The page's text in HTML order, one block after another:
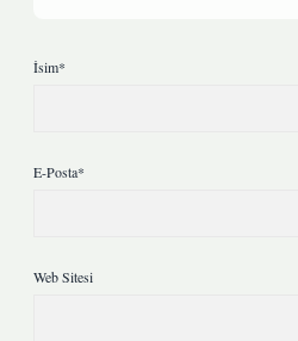
İsim*
E-Posta*
Web Sitesi